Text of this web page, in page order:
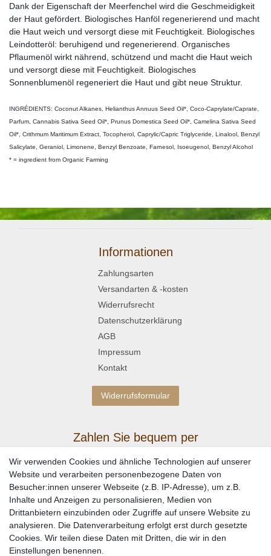
Dank der Eigenschaft der Meerfenchel wird die Geschmeidigkeit
der Haut gefördert. Biologisches Hanföl regenerierend und macht
die Haut weich und versorgt diese mit Feuchtigkeit. Biologisches
Leindotteröl: beruhigend und regenerierend. Organisches
Pflaumenöl wirkt nährend, schützend und macht die Haut weich
und versorgt diese mit Feuchtigkeit. Biologisches
Sonnenblumenöl regeneriert die Haut und gibt neue Struktur.
INGRÉDIENTS: Coconut Alkanes, Helianthus Annuus Seed Oil*, Coco-Caprylate/Caprate,
Parfum, Cannabis Sativa Seed Oil*, Prunus Domestica Seed Oil*, Camelina Sativa Seed
Oil*, Crithmum Maritimum Extract, Tocopherol, Caprylic/Capric Triglyceride, Linalool, Benzyl
Salicylate, Geraniol, Limonene, Benzyl Benzoate, Farnesol, Isoeugenol, Benzyl Alcohol
* = ingredient from Organic Farming
Informationen
Zahlungsarten
Versandarten & -kosten
Widerrufsrecht
Datenschutzerklärung
AGB
Impressum
Kontakt
Widerrufsformular
Zahlen Sie bequem per
Wir verwenden Cookies und ähnliche Technologien auf unserer
Website und verarbeiten personenbezogene Daten von
Besucher:innen unserer Webseite (z.B. IP-Adresse), um z.B.
Inhalte und Anzeigen zu personalisieren, Medien von
Drittanbietern einzubinden oder Zugriffe auf unsere Website zu
analysieren. Die Datenverarbeitung erfolgt erst durch gesetzte
Cookies. Wir teilen diese Daten mit Dritten, die wir in den
Einstellungen benennen.